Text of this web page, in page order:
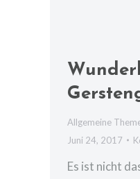
Allgemeine
Juni 24, 2017
Es ist nicht